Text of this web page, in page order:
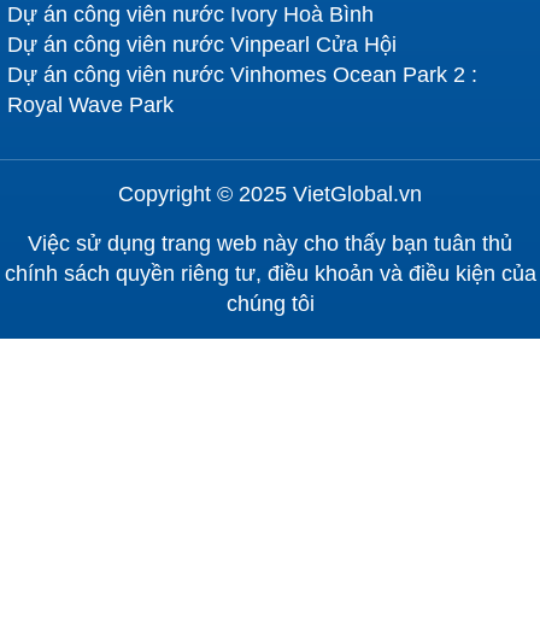
Dự án công viên nước Ivory Hoà Bình
Dự án công viên nước Vinpearl Cửa Hội
Dự án công viên nước Vinhomes Ocean Park 2 :
Royal Wave Park
Copyright © 2025 VietGlobal.vn
Việc sử dụng trang web này cho thấy bạn tuân thủ
chính sách quyền riêng tư, điều khoản và điều kiện của
chúng tôi